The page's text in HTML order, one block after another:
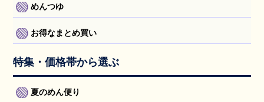
めんつゆ
お得なまとめ買い
特集・価格帯から選ぶ
夏のめん便り